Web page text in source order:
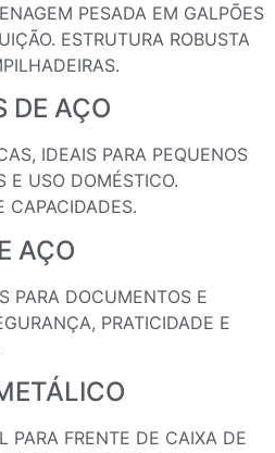
PESADA EM GALPÕES
ESTRUTURA ROBUSTA
DE AÇO
IDEAIS PARA PEQUENOS
E USO DOMÉSTICO.
CAPACIDADES.
AÇO
PARA DOCUMENTOS E
PRATICIDADE E
PARA FRENTE DE CAIXA DE